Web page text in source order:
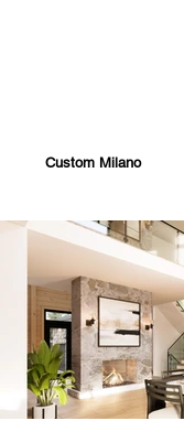
Custom Milano